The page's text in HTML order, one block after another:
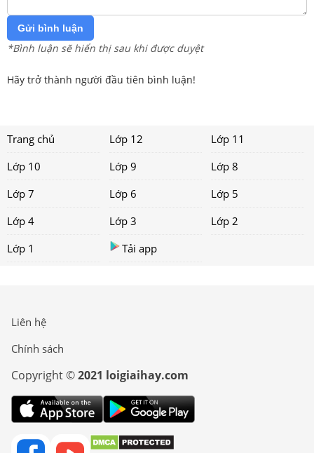
Gửi bình luận
*Bình luận sẽ hiển thị sau khi được duyệt
Hãy trở thành người đầu tiên bình luận!
Trang chủ Lớp 12
Lớp 11
Lớp 10
Lớp 9
Lớp 8
Lớp 7
Lớp 6
Lớp 5
Lớp 4
Lớp 3
Lớp 2
Lớp 1
Tải app
Liên hệ
Chính sách
Copyright ©2021 loigiaihay.com